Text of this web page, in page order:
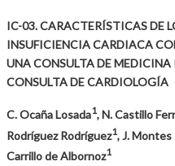
IC-03. CARACTERÍSTICAS DE
INSUFICIENCIA CARDIACA
UNA CONSULTA DE
CONSULTA DE CARDIOLOGÍA
C. Ocaña Losada1, N. Castillo
Rodríguez Rodríguez1, J. Montes
Carrillo de Albornoz1